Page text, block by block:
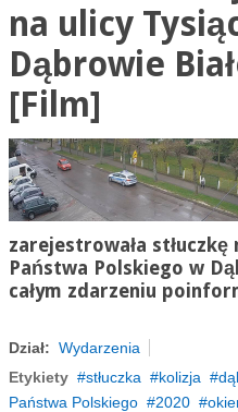
na ulicy
Dąbrowie
[Film]
zarejestrowała stłuczkę
Państwa Polskiego w
całym zdarzeniu
Dział: Wydarzenia
Etykiety
stłuczka kolizja
Państwa Polskiego
2020